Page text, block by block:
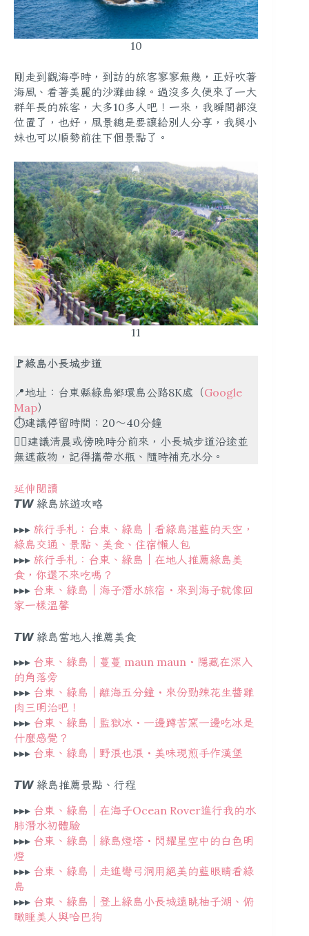
10
剛走到觀海亭時，到訪的旅客寥寥無幾，正好吹著
海風、看著美麗的沙灘曲線。過沒多久便來了一大
群年長的旅客，大多10多人吧！一來，我瞬間都沒
位置了，也好，風景總是要讓給別人分享，我與小
妹也可以順勢前往下個景點了。
11
🚩綠島小長城步道
📍地址：台東縣綠島鄉環島公路8K處（Google
Map）
⏱建議停留時間：20～40分鐘
✍🏻建議清晨或傍晚時分前來，小長城步道沿途並
無遮蔽物，記得攜帶水瓶、隨時補充水分。
延伸閱讀
𝙏𝙒 綠島旅遊攻略
▸▸▸ 旅行手札：台東、綠島｜看綠島湛藍的天空，
綠島交通、景點、美食、住宿懶人包
▸▸▸ 旅行手札：台東、綠島｜在地人推薦綠島美
食，你還不來吃嗎？
▸▸▸ 台東、綠島｜海子潛水旅宿・來到海子就像回
家一樣溫馨
𝙏𝙒 綠島當地人推薦美食
▸▸▸ 台東、綠島｜蔓蔓 maun maun・隱藏在深入
的角落旁
▸▸▸ 台東、綠島｜離海五分鐘・來份勁辣花生醬雞
肉三明治吧！
▸▸▸ 台東、綠島｜監獄冰・一邊蹲苦窯一邊吃冰是
什麼感覺？
▸▸▸ 台東、綠島｜野浪也浪・美味現煎手作漢堡
𝙏𝙒 綠島推薦景點、行程
▸▸▸ 台東、綠島｜在海子Ocean Rover進行我的水
肺潛水初體驗
▸▸▸ 台東、綠島｜綠島燈塔・閃耀星空中的白色明
燈
▸▸▸ 台東、綠島｜走進彎弓洞用絕美的藍眼睛看綠
島
▸▸▸ 台東、綠島｜登上綠島小長城遠眺柚子湖、俯
瞰睡美人與哈巴狗